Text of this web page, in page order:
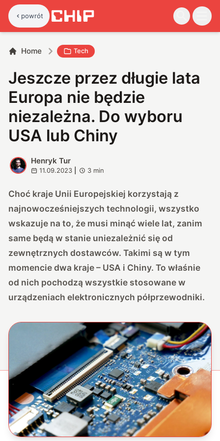
powrót
Home Tech
Jeszcze przez długie lata
Europa nie będzie
niezależna. Do wyboru
USA lub Chiny
H
Henryk Tur
11.09.2023 3 min
Choć kraje Unii Europejskiej korzystają z
najnowocześniejszych technologii, wszystko
wskazuje na to, że musi minąć wiele lat, zanim
same będą w stanie uniezależnić się od
zewnętrznych dostawców. Takimi są w tym
momencie dwa kraje – USA i Chiny. To właśnie
od nich pochodzą wszystkie stosowane w
urządzeniach elektronicznych półprzewodniki.